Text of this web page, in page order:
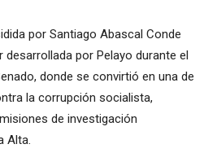
por Santiago Abascal Conde
por Pelayo durante el
donde se convirtió en una de
la corrupción socialista,
de investigación
Alta.